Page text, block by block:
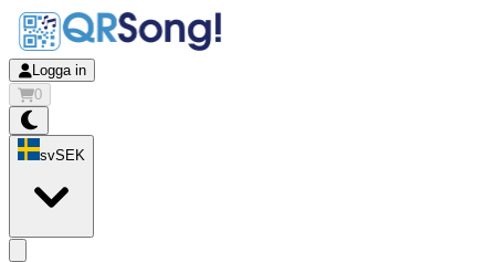
Logga in
0
svSEK